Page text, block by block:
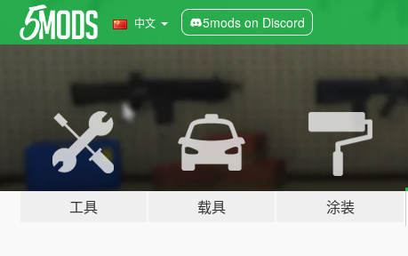
中文 5mods on Discord
工具 载具 涂装